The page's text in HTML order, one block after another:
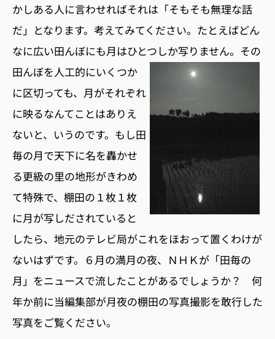
かしある人に言わせればそれは「そもそも無理な話
だ」となります。考えてみてください。たとえばどん
なに広い田んぼにも月はひとつしか写りません。 その
田んぼを人工的にいくつか
に区切っても、月がそれぞれ
に映るなんてことはありえ
ないと、いうのです。もし田
毎の月で天下に名を轟かせ
る更級の里の地形がきわめ
て特殊で、棚田の１枚１枚
に月が写しだされていると
したら、地元のテレビ局がこれをほおって置くわけが
ないはずです。６月の満月の夜、ＮＨＫが「田毎の
月」をニュースで流したことがあるでしょうか？ 何
年か前に当編集部が月夜の棚田の写真撮影を敢行した
写真をご覧ください。